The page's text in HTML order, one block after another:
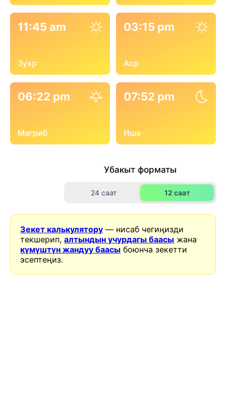
11:45 am
Зухр
03:15 pm
Аср
06:22 pm
Магриб
07:52 pm
Иша
Убакыт форматы
24 саат 12 саат
Зекет калькулятору — нисаб чегиңизди
текшерип,алтындын учурдагы баасы жана
күмүштүн жандуу баасы боюнча зекетти
эсептеңиз.